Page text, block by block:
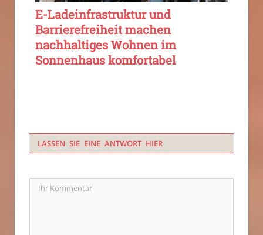
E-Ladeinfrastruktur und
Barrierefreiheit machen
nachhaltiges Wohnen im
Sonnenhaus komfortabel
LASSEN SIE EINE ANTWORT HIER